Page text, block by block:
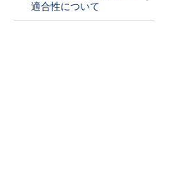
適合性について